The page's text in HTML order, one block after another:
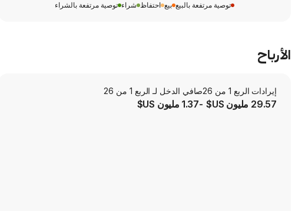
توصية مرتفعة بالبيع بيع احتفاظ شراء توصية مرتفعة بالشراء
الأرباح
إيرادات الربع 1 من 26
29.57 مليون US$
صافي الدخل لـ الربع 1 من 26
-1.37 مليون US$